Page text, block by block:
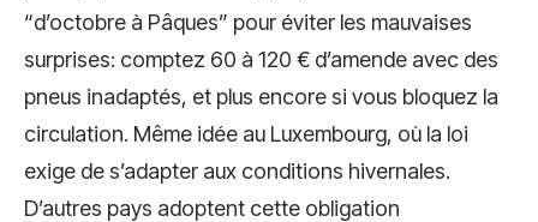
“d’octobre à Pâques” pour éviter les mauvaises
surprises: comptez 60 à 120 € d’amende avec des
pneus inadaptés, et plus encore si vous bloquez la
circulation. Même idée au Luxembourg, où la loi
exige de s’adapter aux conditions hivernales.
D’autres pays adoptent cette obligation